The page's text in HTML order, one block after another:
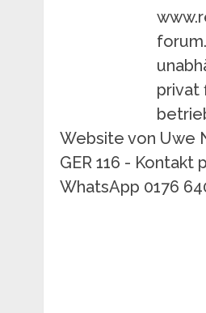
privat
Website von Uwe
GER 116 - Kontakt
WhatsApp 0176